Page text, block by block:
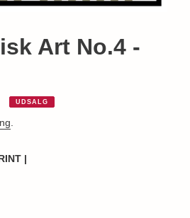
Art No.4 -
UDSALG
.
|